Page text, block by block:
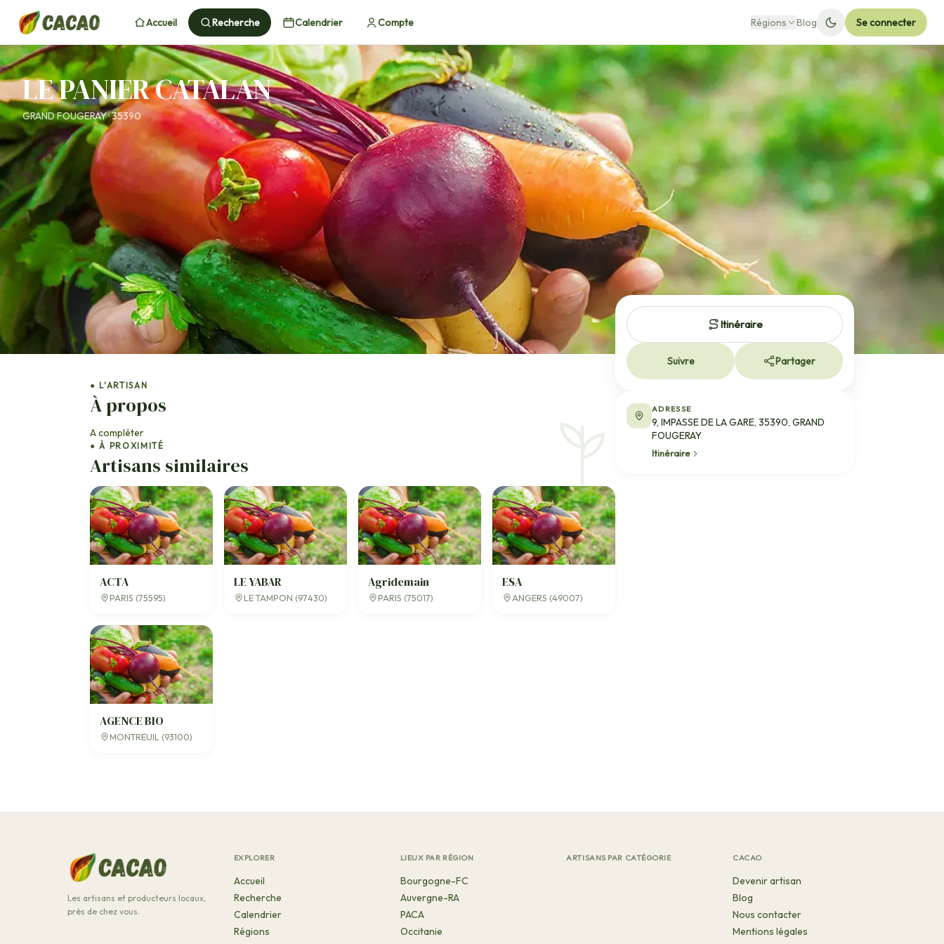
Accueil Recherche Calendrier Compte Régions Blog Se connecter
LE PANIER CATALAN
GRAND FOUGERAY · 35390
● L'ARTISAN
À propos
A compléter
● À PROXIMITÉ
Artisans similaires
ACTA
PARIS (75595)
LE YABAR
LE TAMPON (97430)
Agridemain
PARIS (75017)
ESA
ANGERS (49007)
AGENCE BIO
MONTREUIL (93100)
Itinéraire
Suivre Partager
ADRESSE
9, IMPASSE DE LA GARE, 35390, GRAND
FOUGERAY
Itinéraire
Les artisans et producteurs locaux,
près de chez vous.
EXPLORER
Accueil
Recherche
Calendrier
Régions
LIEUX PAR RÉGION
Bourgogne-FC
Auvergne-RA
PACA
Occitanie
ARTISANS PAR CATÉGORIE CACAO
Devenir artisan
Blog
Nous contacter
Mentions légales